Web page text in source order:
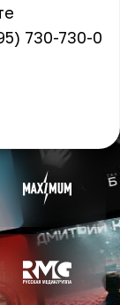
730-730-0